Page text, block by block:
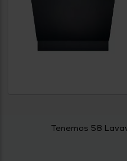
Tenemos 58